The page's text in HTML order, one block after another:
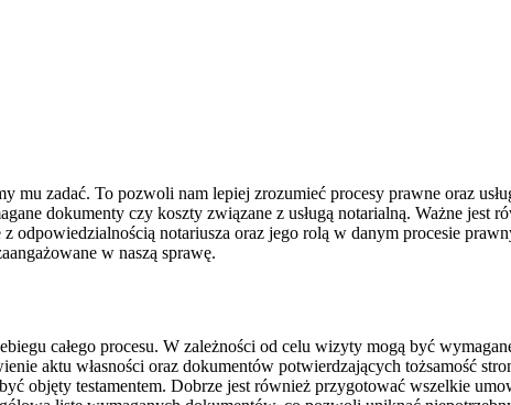
zadać. To pozwoli nam lepiej zrozumieć procesy prawne oraz
dokumenty czy koszty związane z usługą notarialną. Ważne jest
odpowiedzialnością notariusza oraz jego rolą w danym procesie
w naszą sprawę.
całego procesu. W zależności od celu wizyty mogą być
aktu własności oraz dokumentów potwierdzających tożsamość
objęty testamentem. Dobrze jest również przygotować wszelkie